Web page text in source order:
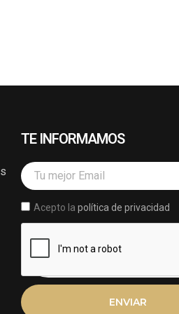
TE INFORMAMOS
Email
Acepto lapolítica de privacidad
ENVIAR